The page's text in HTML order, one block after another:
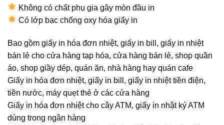
Không có chất phụ gia gây mòn đầu in
Có lớp bạc chống oxy hóa giấy in
Bao gồm giấy in hóa đơn nhiệt, giấy in bill, giấy in nhiệt
bán lẻ cho cửa hàng tạp hóa, cửa hàng bán lẻ, shop quần
áo, shop giầy dép, quán ăn, nhà hàng hay quán cafe
Giấy in hóa đơn nhiệt, giấy in bill, giấy in nhiệt tiền điện,
tiền nước, máy quẹt thẻ ở các cửa hàng
Giấy in hóa đơn nhiệt cho cây ATM, giấy in nhật ký ATM
dùng trong ngân hàng